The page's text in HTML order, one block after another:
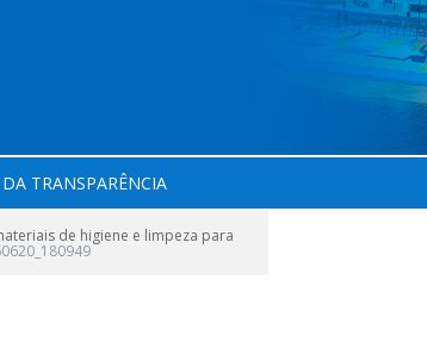
TRANSPARÊNCIA
de higiene e limpeza para